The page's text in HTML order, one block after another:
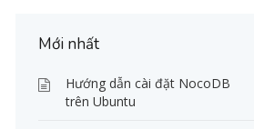
Mới nhất
Hướng dẫn cài đặt NocoDB
trên Ubuntu